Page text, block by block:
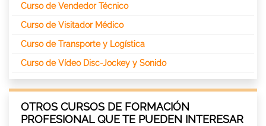
Curso de Vendedor Técnico
Curso de Visitador Médico
Curso de Transporte y Logística
Curso de Vídeo Disc-Jockey y Sonido
OTROS CURSOS DE FORMACIÓN
PROFESIONAL QUE TE PUEDEN INTERESAR